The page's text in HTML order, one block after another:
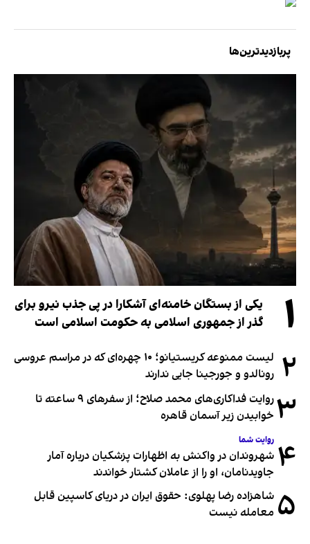
پربازدیدترین‌ها
۱
یکی از بستگان خامنه‌ای آشکارا در پی جذب نیرو برای
گذر از جمهوری اسلامی به حکومت اسلامی است
۲
لیست ممنوعه کریستیانو؛ ۱۰ چهره‌ای که در مراسم عروسی
رونالدو و جورجینا جایی ندارند
۳
روایت فداکاری‌های محمد صلاح؛ از سفرهای ۹ ساعته تا
خوابیدن زیر آسمان قاهره
۴ روایت شما
شهروندان در واکنش به اظهارات پزشکیان درباره آمار
جاویدنامان، او را از عاملان کشتار خواندند
۵ شاهزاده رضا پهلوی: حقوق ایران در دریای کاسپین قابل
معامله نیست